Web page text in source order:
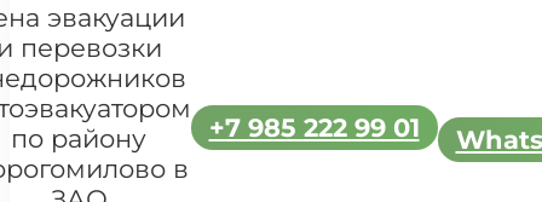
эвакуации
перевозки
по району
в
+7 985 222 99 01